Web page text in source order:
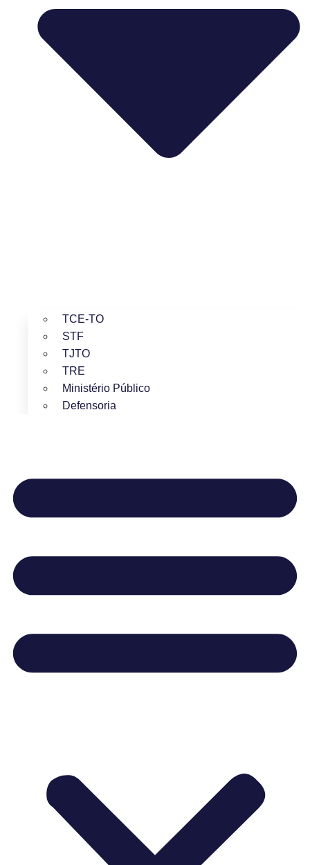
TCE-TO
STF
TJTO
TRE
Ministério Público
Defensoria